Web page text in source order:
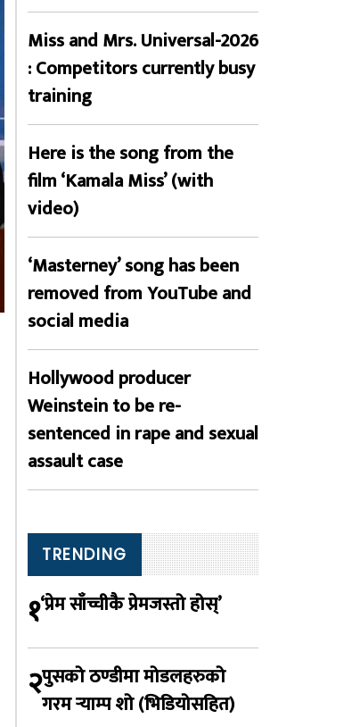
Miss and Mrs. Universal-2026
: Competitors currently busy
training
Here is the song from the
film ‘Kamala Miss’ (with
video)
‘Masterney’ song has been
removed from YouTube and
social media
Hollywood producer
Weinstein to be re-
sentenced in rape and sexual
assault case
TRENDING
१‘प्रेम साँच्चीकै प्रेमजस्तो होस्’
२पुसको ठण्डीमा मोडलहरुको
गरम र्‍याम्प शो (भिडियोसहित)